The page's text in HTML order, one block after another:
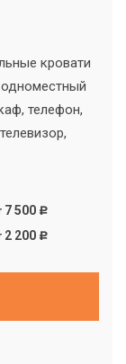
кровати
телефон,
7 500 c
2 200 c